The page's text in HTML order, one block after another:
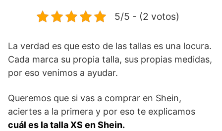
5/5 - (2 votos)
La verdad es que esto de las tallas es una locura.
Cada marca su propia talla, sus propias medidas,
por eso venimos a ayudar.
Queremos que si vas a comprar en Shein,
aciertes a la primera y por eso te explicamos
cuál es la talla XS en Shein.